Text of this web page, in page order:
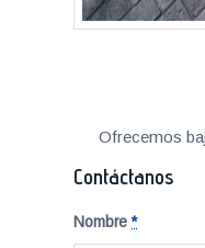
Ofrecemos
Contáctanos
Nombre*